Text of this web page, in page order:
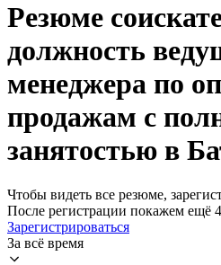
Резюме
должность
менеджера по
продажам с
занятостью в
Чтобы видеть все резюме,
После регистрации покажем ещё
Зарегистрироваться
За всё время